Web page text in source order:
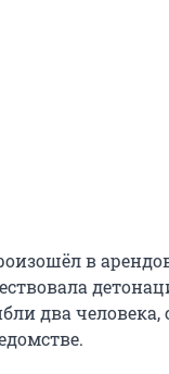
в
два